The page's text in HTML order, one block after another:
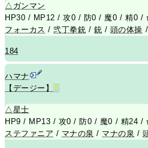
△ ガンマン
HP30 / MP12 / 攻0 / 防0 / 魔0 / 精0 /
フォーカス /弐丁拳銃 / 銃 / 頭の体操 /
184
ハマナ
【デージー】 R
△ 星士
HP9 / MP13 / 攻0 / 防0 / 魔0 / 精24 /
ステファニア / マナの泉 / マナの泉 /